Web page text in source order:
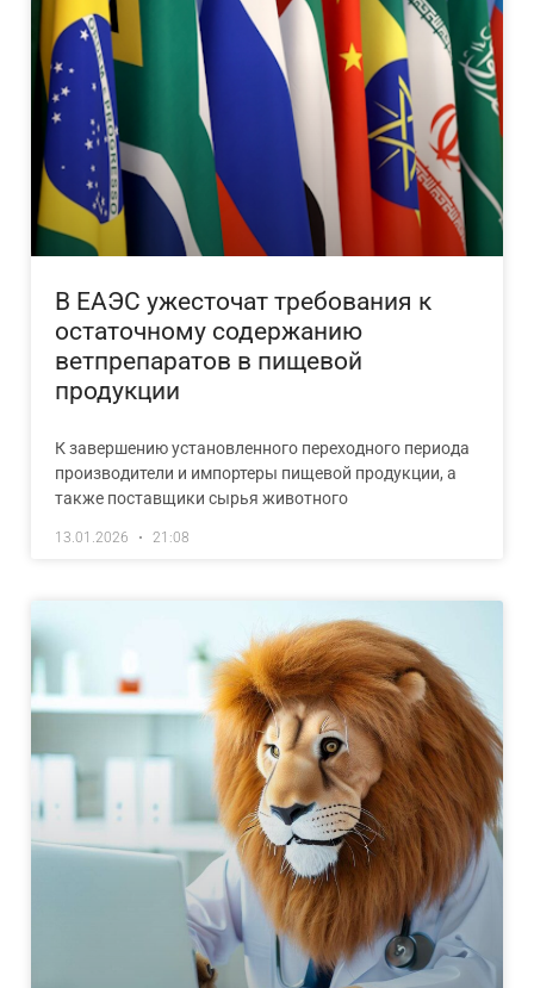
В ЕАЭС ужесточат требования к
остаточному содержанию
ветпрепаратов в пищевой
продукции
К завершению установленного переходного периода
производители и импортеры пищевой продукции, а
также поставщики сырья животного
13.01.2026 21:08